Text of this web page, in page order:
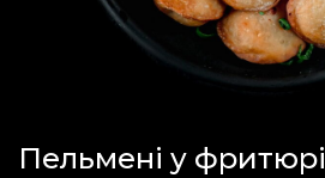
Пельмені у фритюрі